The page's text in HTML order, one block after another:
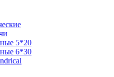
5*20
6*30